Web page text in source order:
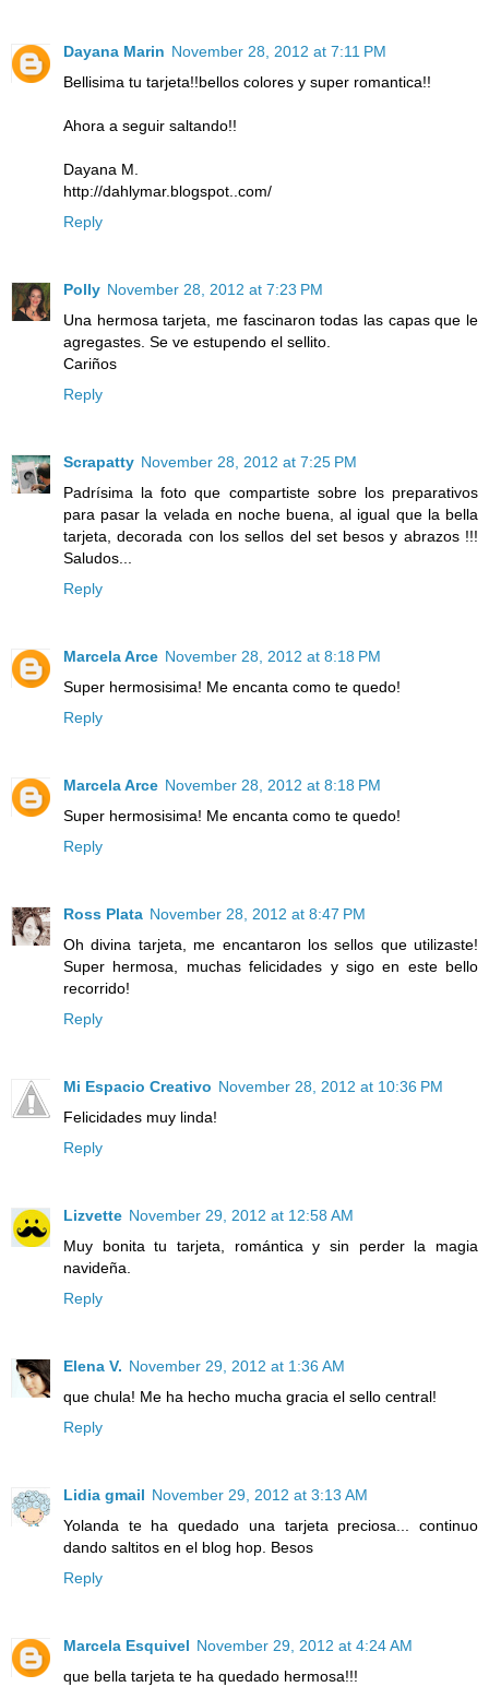
Dayana Marin November 28, 2012 at 7:11 PM
Bellisima tu tarjeta!!bellos colores y super romantica!!
Ahora a seguir saltando!!
Dayana M.
http://dahlymar.blogspot..com/
Reply
Polly November 28, 2012 at 7:23 PM
Una hermosa tarjeta, me fascinaron todas las capas que le
agregastes. Se ve estupendo el sellito.
Cariños
Reply
Scrapatty November 28, 2012 at 7:25 PM
Padrísima la foto que compartiste sobre los preparativos
para pasar la velada en noche buena, al igual que la bella
tarjeta, decorada con los sellos del set besos y abrazos !!!
Saludos...
Reply
Marcela Arce November 28, 2012 at 8:18 PM
Super hermosisima! Me encanta como te quedo!
Reply
Marcela Arce November 28, 2012 at 8:18 PM
Super hermosisima! Me encanta como te quedo!
Reply
Ross Plata November 28, 2012 at 8:47 PM
Oh divina tarjeta, me encantaron los sellos que utilizaste!
Super hermosa, muchas felicidades y sigo en este bello
recorrido!
Reply
Mi Espacio Creativo November 28, 2012 at 10:36 PM
Felicidades muy linda!
Reply
Lizvette November 29, 2012 at 12:58 AM
Muy bonita tu tarjeta, romántica y sin perder la magia
navideña.
Reply
Elena V. November 29, 2012 at 1:36 AM
que chula! Me ha hecho mucha gracia el sello central!
Reply
Lidia gmail November 29, 2012 at 3:13 AM
Yolanda te ha quedado una tarjeta preciosa... continuo
dando saltitos en el blog hop. Besos
Reply
Marcela Esquivel November 29, 2012 at 4:24 AM
que bella tarjeta te ha quedado hermosa!!!